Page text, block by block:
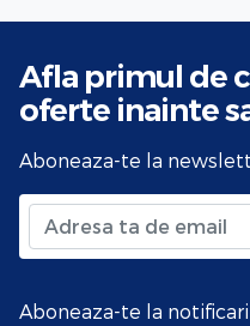
Afla primul de
oferte inainte
Aboneaza-te la
Aboneaza-te la notificari